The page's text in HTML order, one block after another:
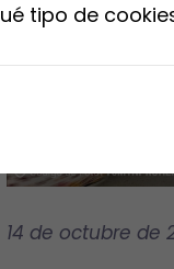
14 de octubre de
tipo de